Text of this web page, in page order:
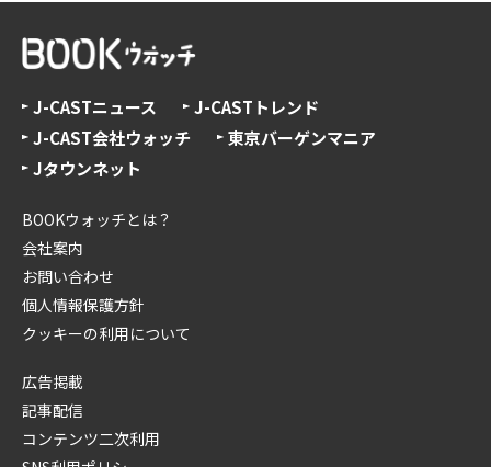
J-CASTニュース
J-CASTトレンド
J-CAST会社ウォッチ
東京バーゲンマニア
Jタウンネット
BOOKウォッチとは？
会社案内
お問い合わせ
個人情報保護方針
クッキーの利用について
広告掲載
記事配信
コンテンツ二次利用